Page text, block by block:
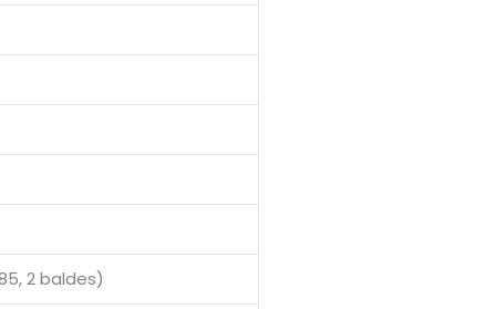
2 baldes)